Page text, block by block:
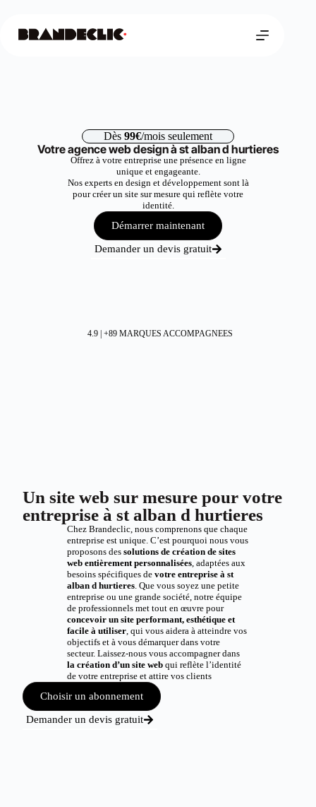
Dès 99€/mois seulement
Votre agence web design à st alban d hurtieres
Offrez à votre entreprise une présence en ligne
unique et engageante.
Nos experts en design et développement sont là
pour créer un site sur mesure qui reflète votre
identité.
Démarrer maintenant
Demander un devis gratuit
4.9 | +89 MARQUES ACCOMPAGNEES
Un site web sur mesure pour votre
entreprise à st alban d hurtieres
Chez Brandeclic, nous comprenons que chaque
entreprise est unique. C’est pourquoi nous vous
proposons des solutions de création de sites
web entièrement personnalisées, adaptées aux
besoins spécifiques de votre entreprise à st
alban d hurtieres. Que vous soyez une petite
entreprise ou une grande société, notre équipe
de professionnels met tout en œuvre pour
concevoir un site performant, esthétique et
facile à utiliser, qui vous aidera à atteindre vos
objectifs et à vous démarquer dans votre
secteur. Laissez-nous vous accompagner dans
la création d’un site webqui reflète l’identité
de votre entreprise et attire vos clients
Choisir un abonnement
Demander un devis gratuit